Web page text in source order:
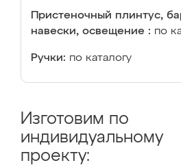
Пристеночный плинтус,
навески, освещение : по
Ручки: по каталогу
Изготовим по
индивидуальному
проекту: